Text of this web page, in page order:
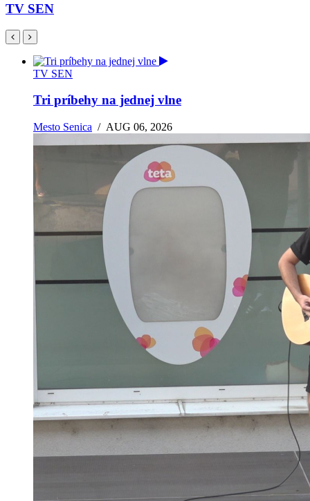
TV SEN
TV SEN
Tri príbehy na jednej vlne
Mesto Senica /AUG 06, 2026